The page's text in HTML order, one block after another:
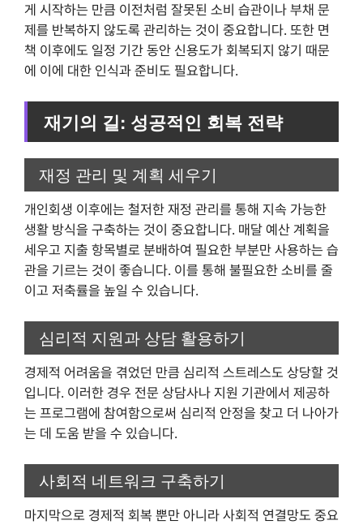
게 시작하는 만큼 이전처럼 잘못된 소비 습관이나 부채 문
제를 반복하지 않도록 관리하는 것이 중요합니다. 또한 면
책 이후에도 일정 기간 동안 신용도가 회복되지 않기 때문
에 이에 대한 인식과 준비도 필요합니다.
재기의 길: 성공적인 회복 전략
재정 관리 및 계획 세우기
개인회생 이후에는 철저한 재정 관리를 통해 지속 가능한
생활 방식을 구축하는 것이 중요합니다. 매달 예산 계획을
세우고 지출 항목별로 분배하여 필요한 부분만 사용하는 습
관을 기르는 것이 좋습니다. 이를 통해 불필요한 소비를 줄
이고 저축률을 높일 수 있습니다.
심리적 지원과 상담 활용하기
경제적 어려움을 겪었던 만큼 심리적 스트레스도 상당할 것
입니다. 이러한 경우 전문 상담사나 지원 기관에서 제공하
는 프로그램에 참여함으로써 심리적 안정을 찾고 더 나아가
는 데 도움 받을 수 있습니다.
사회적 네트워크 구축하기
마지막으로 경제적 회복 뿐만 아니라 사회적 연결망도 중요